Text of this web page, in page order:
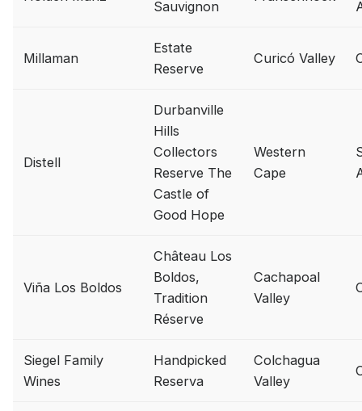
Sauvignon
Millaman
Estate
Reserve
Curicó Valley
Distell
Durbanville
Hills
Collectors
Reserve The
Castle of
Good Hope
Western
Cape
Viña Los Boldos
Château Los
Boldos,
Tradition
Réserve
Cachapoal
Valley
Siegel Family
Wines
Handpicked
Reserva
Colchagua
Valley